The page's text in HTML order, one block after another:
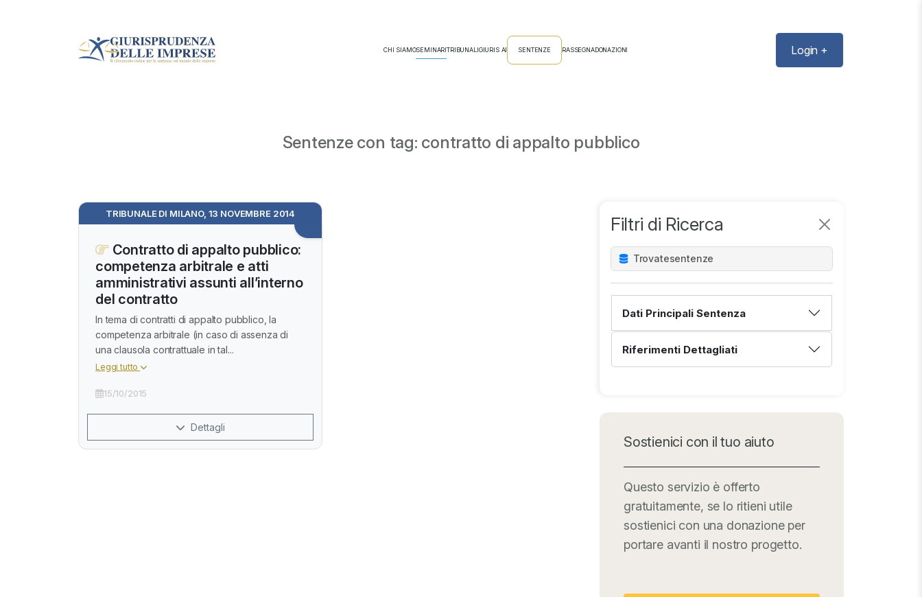
CHI SIAMOSEMINARITRIBUNALIGIURIS AI SENTENZE RASSEGNADONAZIONI Login +
Sentenze con tag: contratto di appalto pubblico
Filtri di Ricerca
Trovatesentenze
Dati Principali Sentenza
Riferimenti Dettagliati
Sostienici con il tuo aiuto
Questo servizio è offerto
gratuitamente, se lo ritieni utile
sostienici con una donazione per
portare avanti il nostro progetto.
TRIBUNALE DI MILANO, 13 NOVEMBRE 2014
Contratto di appalto pubblico:
competenza arbitrale e atti
amministrativi assunti all’interno
del contratto
In tema di contratti di appalto pubblico, la
competenza arbitrale (in caso di assenza di
una clausola contrattuale in tal...
Leggi tutto
15/10/2015
Dettagli